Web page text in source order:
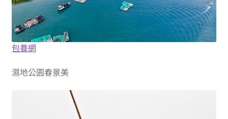
包養網
濕地公園春景美